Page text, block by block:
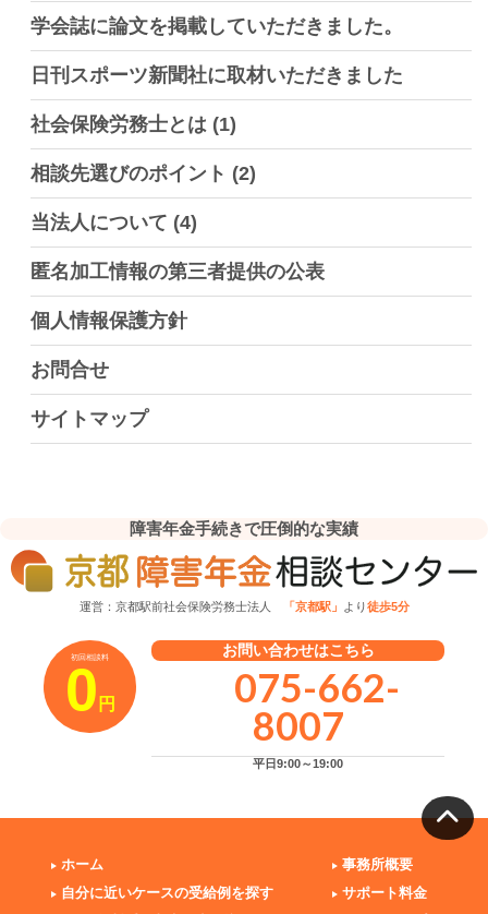
学会誌に論文を掲載していただきました。
日刊スポーツ新聞社に取材いただきました
社会保険労務士とは (1)
相談先選びのポイント (2)
当法人について (4)
匿名加工情報の第三者提供の公表
個人情報保護方針
お問合せ
サイトマップ
障害年金手続きで圧倒的な実績
運営：京都駅前社会保険労務士法人 「京都駅」 より徒歩5分
初回相談料
0 円
お問い合わせはこちら
075-662-
8007
平日9:00～19:00
ホーム
自分に近いケースの受給例を探す
事務所概要
サポート料金